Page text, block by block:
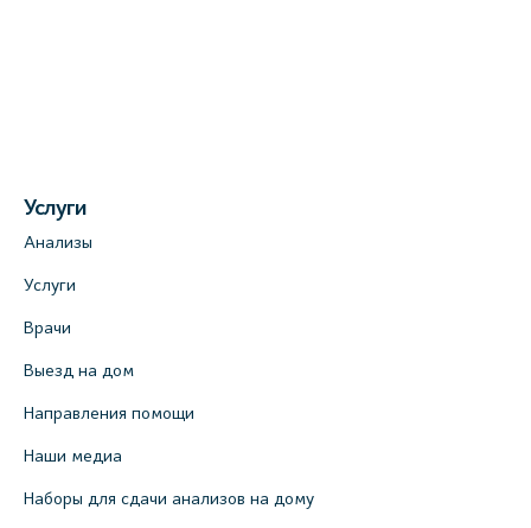
Услуги
Анализы
Услуги
Врачи
Выезд на дом
Направления помощи
Наши медиа
Наборы для сдачи анализов на дому